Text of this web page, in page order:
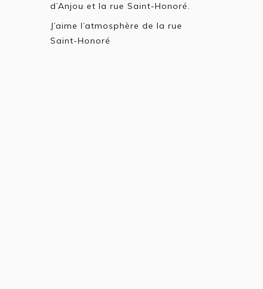
d’Anjou et la rue Saint-Honoré.
J’aime l’atmosphère de la rue
Saint-Honoré